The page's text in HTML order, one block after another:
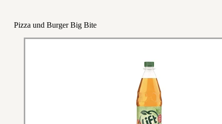
Pizza und Burger Big Bite